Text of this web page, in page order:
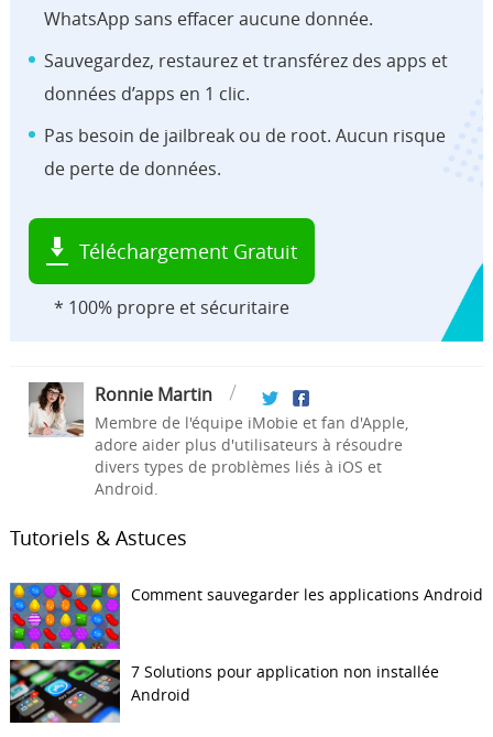
WhatsApp sans effacer aucune donnée.
Sauvegardez, restaurez et transférez des apps et
données d’apps en 1 clic.
Pas besoin de jailbreak ou de root. Aucun risque
de perte de données.
Téléchargement Gratuit
* 100% propre et sécuritaire
Ronnie Martin
Membre de l'équipe iMobie et fan d'Apple,
adore aider plus d'utilisateurs à résoudre
divers types de problèmes liés à iOS et
Android.
Tutoriels & Astuces
Comment sauvegarder les applications Android
7 Solutions pour application non installée
Android